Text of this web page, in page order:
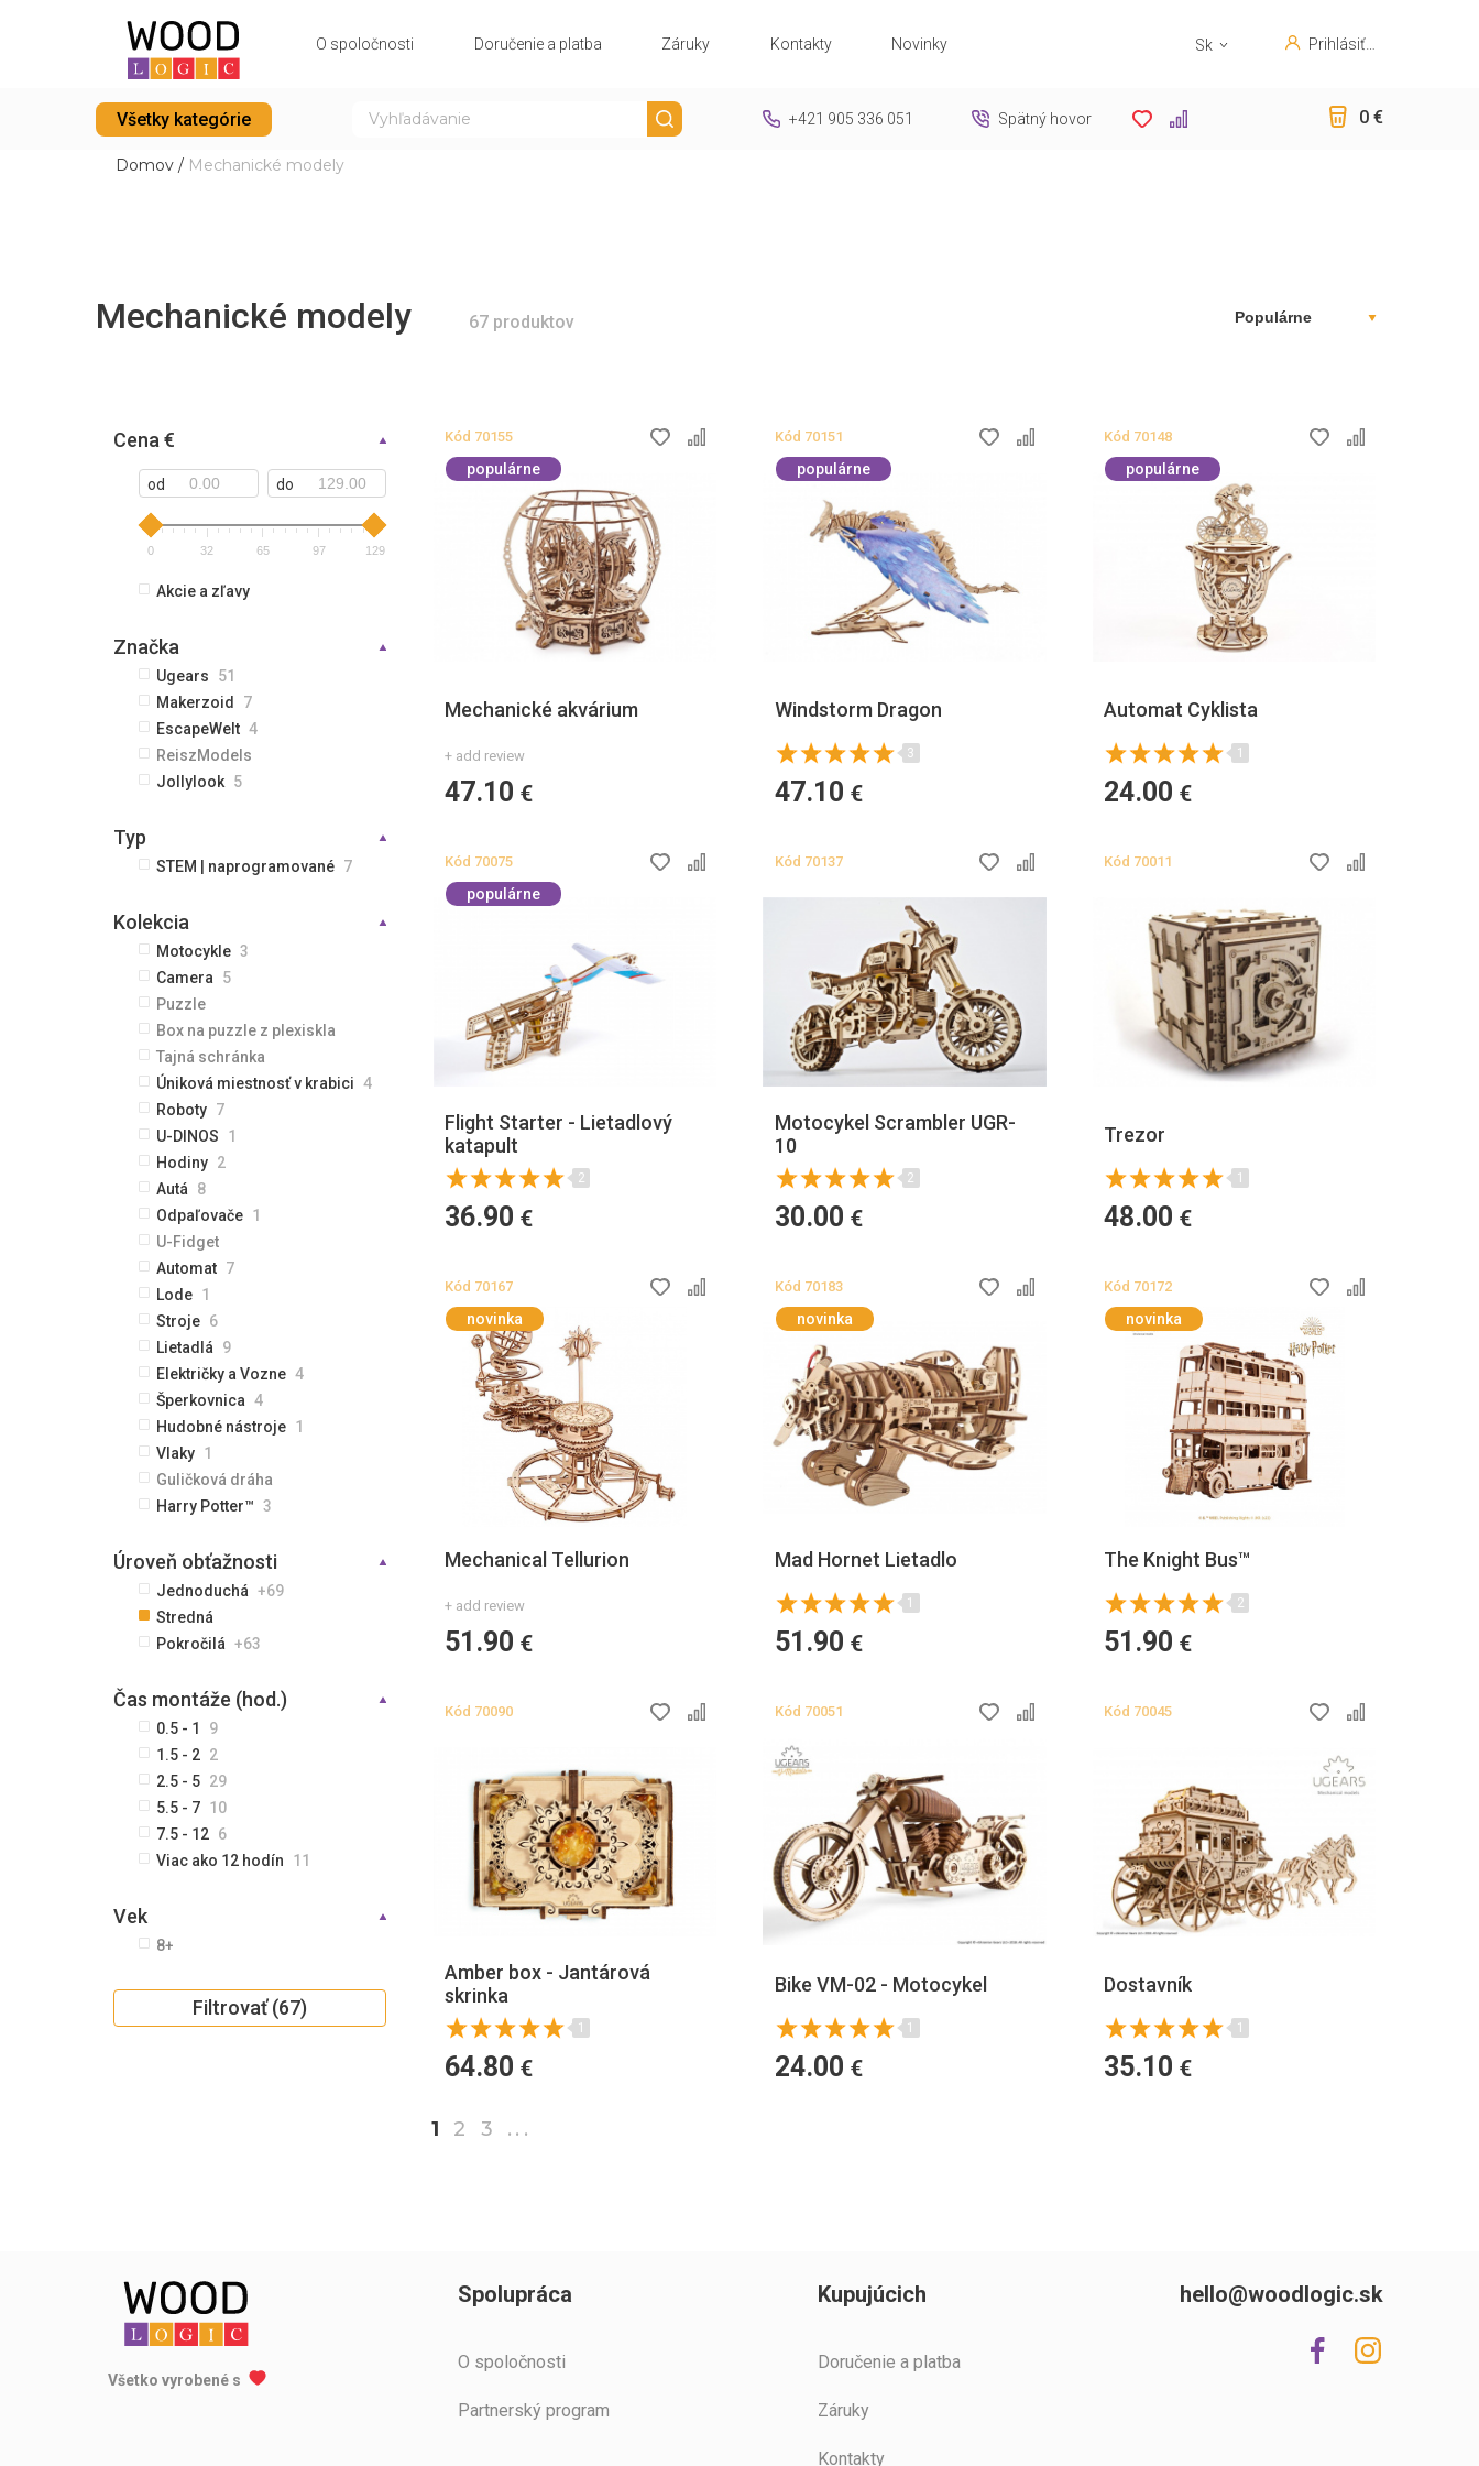
O spoločnosti Doručenie a platba Záruky Kontakty Novinky
Sk
Prihlásiť
Všetky kategórie +421 905 336 051 Spätný hovor 0 €
Domov / Mechanické modely
Mechanické modely 67 produktov
Cena €
od do
0 32 65 97 129
Akcie a zľavy
Značka
Ugears
51
Makerzoid
7
EscapeWelt 4
ReiszModels
Jollylook 5
Typ
STEM | naprogramované 7
Kolekcia
Motocykle 3
Camera
5
Puzzle
Box na puzzle z plexiskla
Tajná schránka
Úniková miestnosť v krabici 4
Roboty 7
U-DINOS
1
Hodiny 2
Autá
8
Odpaľovače 1
U-Fidget
Automat 7
Lode 1
Stroje 6
Lietadlá
9
Električky a Vozne 4
Šperkovnica 4
Hudobné nástroje 1
Vlaky 1
Guličková dráha
Harry Potter™ 3
Úroveň obťažnosti
Jednoduchá +69
Stredná
Pokročilá +63
Čas montáže (hod.)
0.5 - 1
9
1.5 - 2 2
2.5 - 5 29
5.5 - 7 10
7.5 - 12 6
Viac ako 12 hodín
11
Vek
8+
Filtrovať (67)
Kód 70155
populárne
Mechanické akvárium
+ add review
47.10 €
Kód 70151
populárne
Windstorm Dragon
3
47.10 €
Kód 70148
populárne
Automat Cyklista
1
24.00 €
Kód 70075
populárne
Flight Starter - Lietadlový
katapult
2
36.90 €
Kód 70137
Motocykel Scrambler UGR-
10
2
30.00 €
Kód 70011
Trezor
1
48.00 €
Kód 70167
novinka
Mechanical Tellurion
+ add review
51.90 €
Kód 70183
novinka
Mad Hornet Lietadlo
1
51.90 €
Kód 70172
novinka
The Knight Bus™
2
51.90 €
Kód 70090
Amber box - Jantárová
skrinka
1
64.80 €
Kód 70051
Bike VM-02 - Motocykel
1
24.00 €
Kód 70045
Dostavník
1
35.10 €
1 2 3 ...
Všetko vyrobené s
Spolupráca
O spoločnosti
Partnerský program
Kupujúcich
Doručenie a platba
Záruky
Kontakty
hello@woodlogic.sk